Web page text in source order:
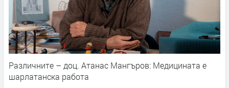
Различните – доц. Атанас Мангъров: Медицината е
шарлатанска работа